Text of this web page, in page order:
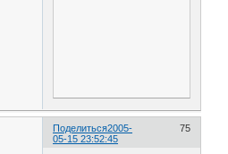
Поделиться 75
2005-
05-15 23:52:45